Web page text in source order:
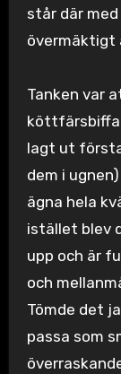
står där
övermäktigt
Tanken var
lagt ut
dem i
ägna hela
istället blev
upp och är
och
Tömde det
passa som